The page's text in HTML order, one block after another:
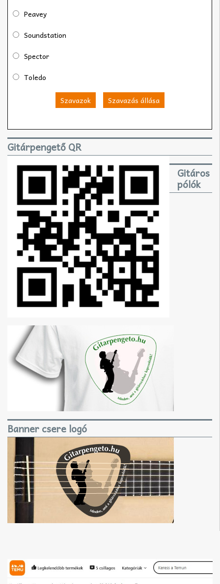
Peavey
Soundstation
Spector
Toledo
Szavazok Szavazás állása
Gitárpengető QR
Gitáros
pólók
Banner csere logó